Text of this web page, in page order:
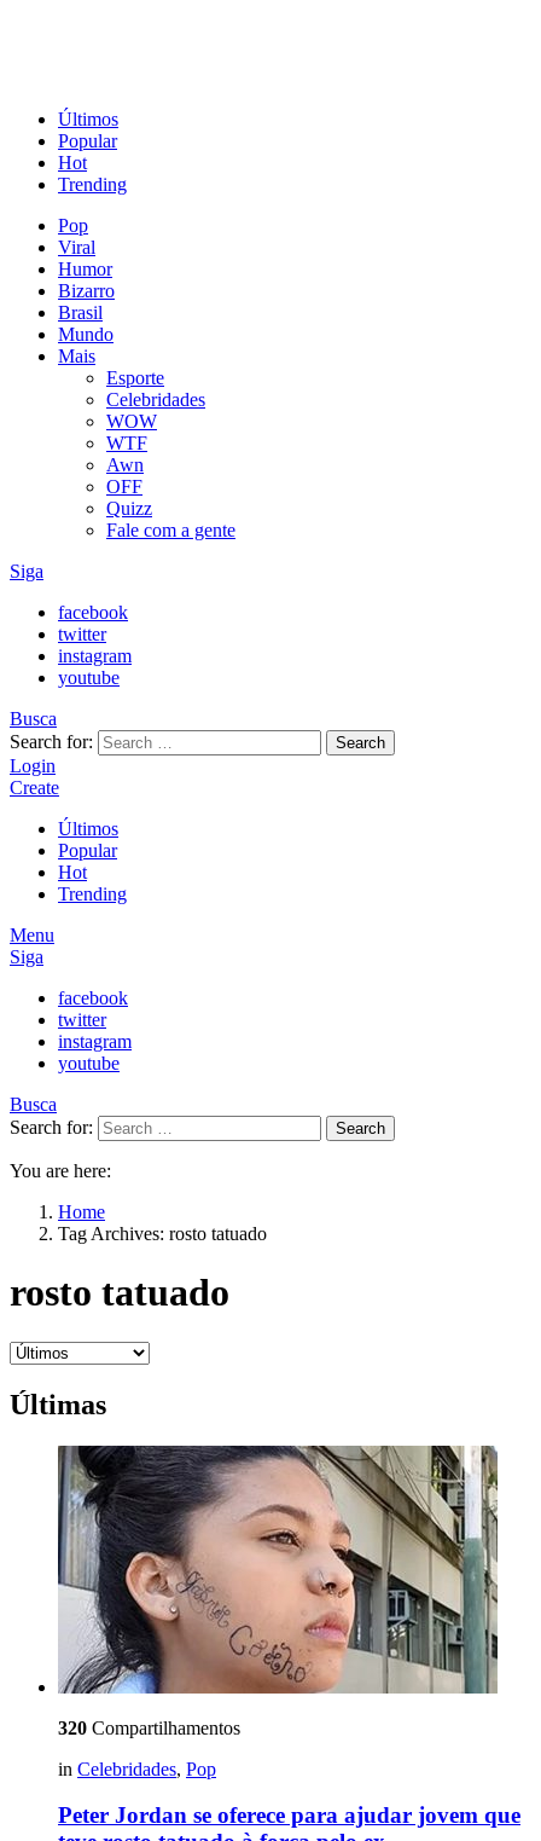
Últimos
Popular
Hot
Trending
Pop
Viral
Humor
Bizarro
Brasil
Mundo
Mais
Esporte
Celebridades
WOW
WTF
Awn
OFF
Quizz
Fale com a gente
Siga
facebook
twitter
instagram
youtube
Busca
Search for:
Search
Login
Create
Últimos
Popular
Hot
Trending
Menu
Siga
facebook
twitter
instagram
youtube
Busca
Search for:
Search
You are here:
Home
Tag Archives: rosto tatuado
rosto tatuado
Últimas
320 Compartilhamentos
in Celebridades, Pop
Peter Jordan se oferece para ajudar jovem que